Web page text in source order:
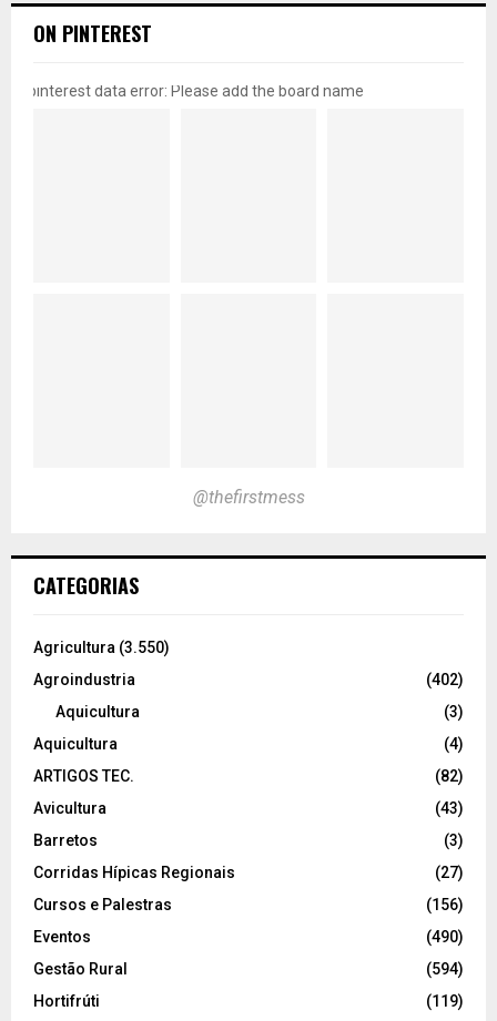
ON PINTEREST
pinterest data error: Please add the board name
@thefirstmess
CATEGORIAS
Agricultura (3.550)
Agroindustria
(402)
Aquicultura
(3)
Aquicultura
(4)
ARTIGOS TEC.
(82)
Avicultura
(43)
Barretos
(3)
Corridas Hípicas Regionais
(27)
Cursos e Palestras
(156)
Eventos
(490)
Gestão Rural
(594)
Hortifrúti
(119)